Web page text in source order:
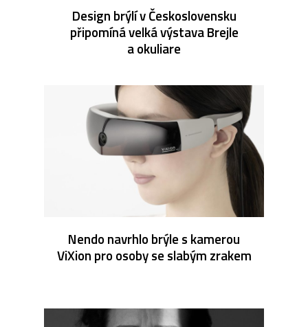
Design brýlí v Československu
připomíná velká výstava Brejle
a okuliare
Nendo navrhlo brýle s kamerou
ViXion pro osoby se slabým zrakem